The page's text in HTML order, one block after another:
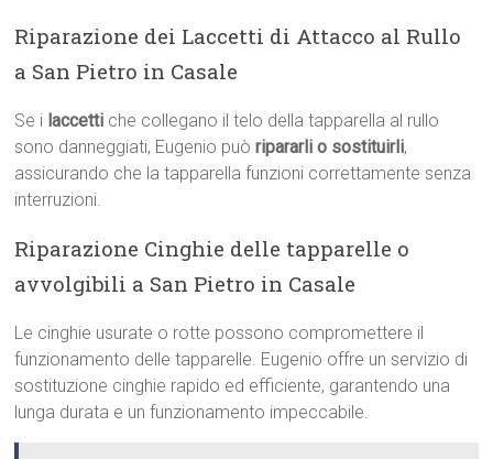
Riparazione dei Laccetti di Attacco al Rullo
a San Pietro in Casale
Se i laccetti che collegano il telo della tapparella al rullo
sono danneggiati, Eugenio puòripararli o sostituirli,
assicurando che la tapparella funzioni correttamente senza
interruzioni.
Riparazione Cinghie delle tapparelle o
avvolgibili a San Pietro in Casale
Le cinghie usurate o rotte possono compromettere il
funzionamento delle tapparelle. Eugenio offre un servizio di
sostituzione cinghie rapido ed efficiente, garantendo una
lunga durata e un funzionamento impeccabile.